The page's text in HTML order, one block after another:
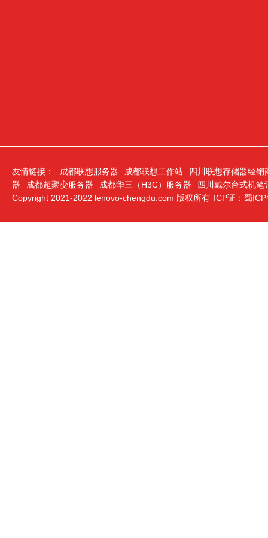
友情链接： 成都联想服务器 成都联想工作站
四川联想存储器经销
器
成都超聚变服务器 成都华三（H3C）服务器
四川戴尔台式机笔
Copyright 2021-2022 lenovo-chengdu.com 版权所有 ICP证：蜀